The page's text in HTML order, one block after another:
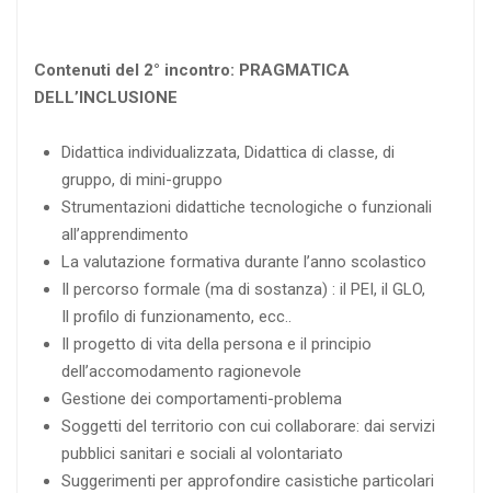
Contenuti del 2° incontro: PRAGMATICA
DELL’INCLUSIONE
Didattica individualizzata, Didattica di classe, di
gruppo, di mini-gruppo
Strumentazioni didattiche tecnologiche o funzionali
all’apprendimento
La valutazione formativa durante l’anno scolastico
Il percorso formale (ma di sostanza) : il PEI, il GLO,
Il profilo di funzionamento, ecc..
Il progetto di vita della persona e il principio
dell’accomodamento ragionevole
Gestione dei comportamenti-problema
Soggetti del territorio con cui collaborare: dai servizi
pubblici sanitari e sociali al volontariato
Suggerimenti per approfondire casistiche particolari